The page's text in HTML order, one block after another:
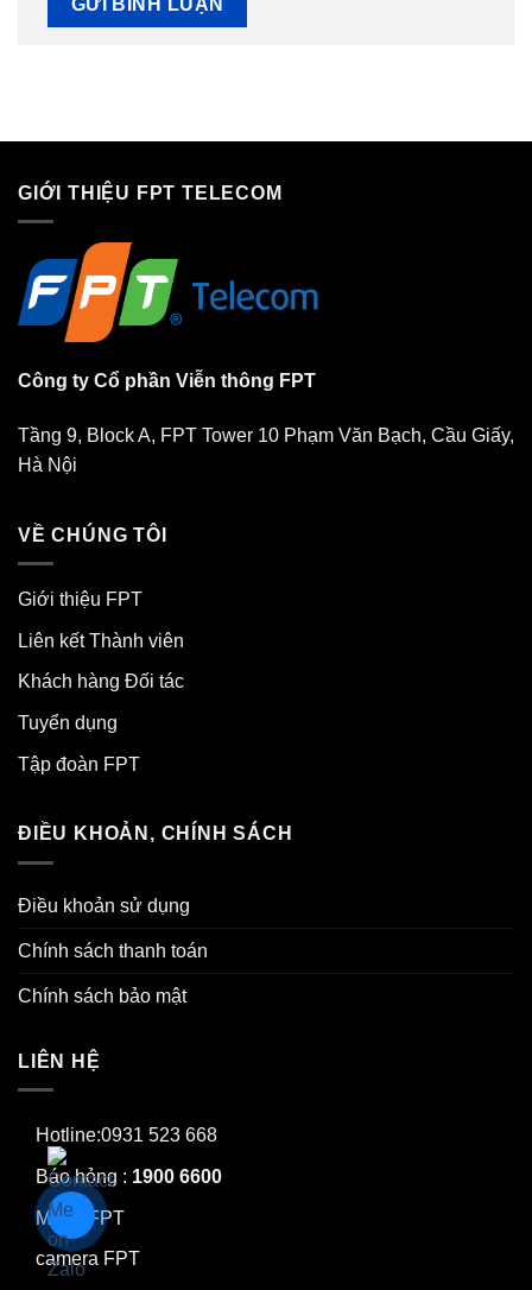
GIỚI THIỆU FPT TELECOM
Công ty Cổ phần Viễn thông FPT
Tầng 9, Block A, FPT Tower 10 Phạm Văn Bạch, Cầu Giấy,
Hà Nội
VỀ CHÚNG TÔI
Giới thiệu FPT
Liên kết Thành viên
Khách hàng Đối tác
Tuyển dụng
Tập đoàn FPT
ĐIỀU KHOẢN, CHÍNH SÁCH
Điều khoản sử dụng
Chính sách thanh toán
Chính sách bảo mật
LIÊN HỆ
Hotline:0931 523 668
Báo hỏng : 1900 6600
Mạng FPT
camera FPT